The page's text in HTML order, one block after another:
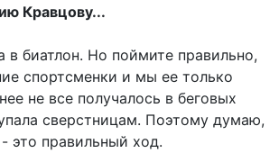
Кравцову...
биатлон. Но поймите правильно,
спортсменки и мы ее только
не все получалось в беговых
сверстницам. Поэтому думаю,
это правильный ход.